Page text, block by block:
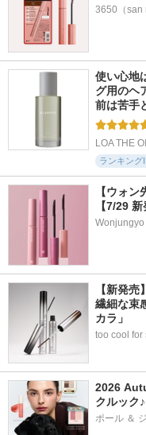
3650（san
使い心地
グ用のヘ
前は苦手
LOA THE
ランキング
【ウォ
【7/29 新
Wonjungyo
【新発
繊細な束
カラ」
too cool for
2026
クルック♪
ポール ＆